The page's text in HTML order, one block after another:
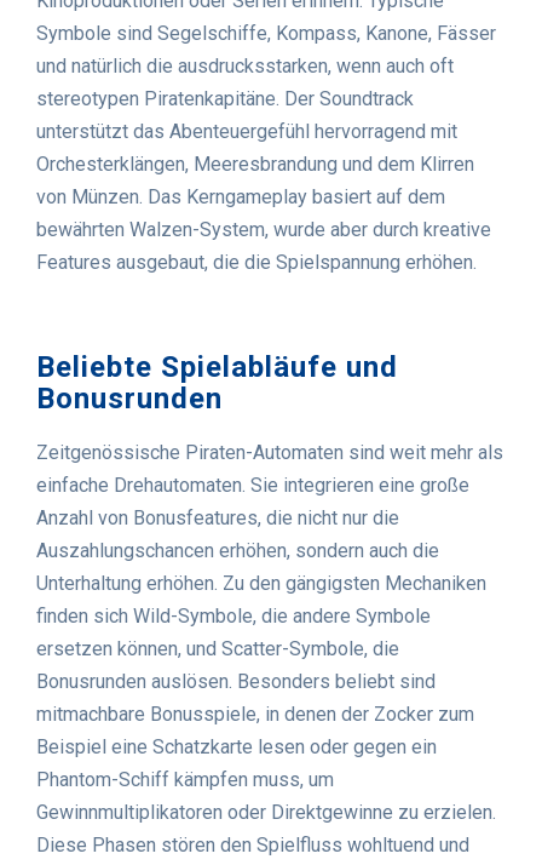
Symbole sind Segelschiffe, Kompass, Kanone, Fässer
und natürlich die ausdrucksstarken, wenn auch oft
stereotypen Piratenkapitäne. Der Soundtrack
unterstützt das Abenteuergefühl hervorragend mit
Orchesterklängen, Meeresbrandung und dem Klirren
von Münzen. Das Kerngameplay basiert auf dem
bewährten Walzen-System, wurde aber durch kreative
Features ausgebaut, die die Spielspannung erhöhen.
Beliebte Spielabläufe und
Bonusrunden
Zeitgenössische Piraten-Automaten sind weit mehr als
einfache Drehautomaten. Sie integrieren eine große
Anzahl von Bonusfeatures, die nicht nur die
Auszahlungschancen erhöhen, sondern auch die
Unterhaltung erhöhen. Zu den gängigsten Mechaniken
finden sich Wild-Symbole, die andere Symbole
ersetzen können, und Scatter-Symbole, die
Bonusrunden auslösen. Besonders beliebt sind
mitmachbare Bonusspiele, in denen der Zocker zum
Beispiel eine Schatzkarte lesen oder gegen ein
Phantom-Schiff kämpfen muss, um
Gewinnmultiplikatoren oder Direktgewinne zu erzielen.
Diese Phasen stören den Spielfluss wohltuend und